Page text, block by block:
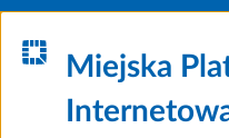
Miejska